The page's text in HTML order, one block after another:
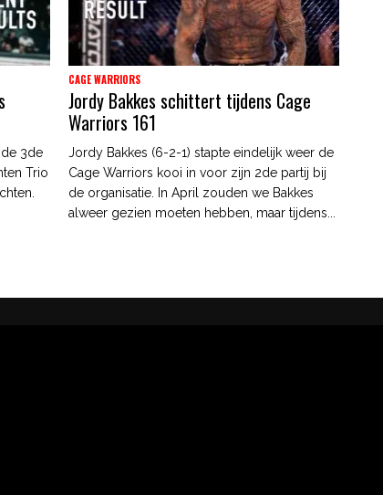
3de
Trio
CAGE WARRIORS
Jordy Bakkes schittert tijdens Cage
Warriors 161
Jordy Bakkes (6-2-1) stapte eindelijk weer de
Cage Warriors kooi in voor zijn 2de partij bij
de organisatie. In April zouden we Bakkes
alweer gezien moeten hebben, maar tijdens...